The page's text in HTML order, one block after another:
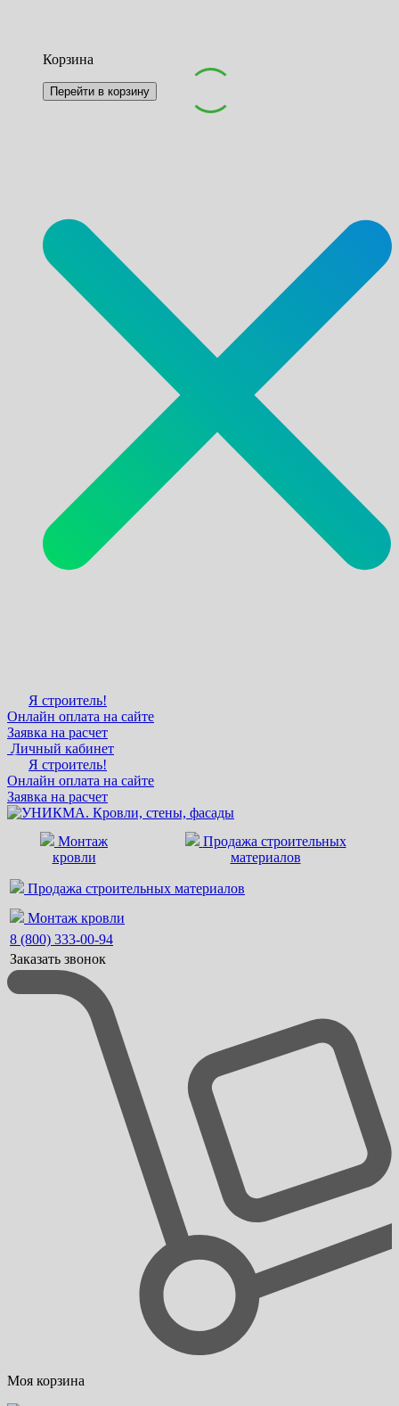
Корзина
Перейти в корзину
Я строитель!
Онлайн оплата на сайте
Заявка на расчет
Личный кабинет
Я строитель!
Онлайн оплата на сайте
Заявка на расчет
Монтаж
кровли
Продажа строительных
материалов
Продажа строительных материалов
Монтаж кровли
8 (800) 333-00-94
Заказать звонок
Моя корзина